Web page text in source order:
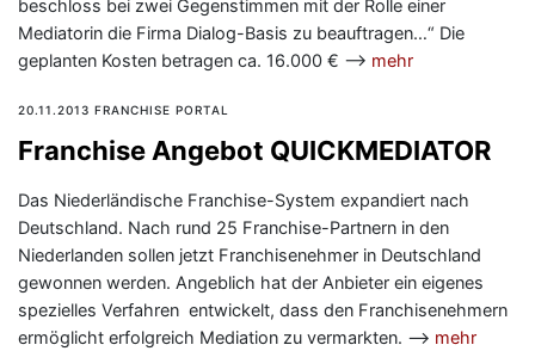
beschloss bei zwei Gegenstimmen mit der Rolle einer
Mediatorin die Firma Dialog-Basis zu beauftragen…“ Die
geplanten Kosten betragen ca. 16.000 € —> mehr
20.11.2013 FRANCHISE PORTAL
Franchise Angebot QUICKMEDIATOR
Das Niederländische Franchise-System expandiert nach
Deutschland. Nach rund 25 Franchise-Partnern in den
Niederlanden sollen jetzt Franchisenehmer in Deutschland
gewonnen werden. Angeblich hat der Anbieter ein eigenes
spezielles Verfahren entwickelt, dass den Franchisenehmern
ermöglicht erfolgreich Mediation zu vermarkten. —> mehr